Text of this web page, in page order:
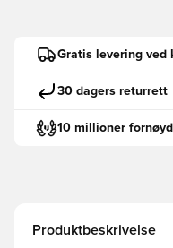
Gratis levering ved
30 dagers returrett
10 millioner
Produktbeskrivelse